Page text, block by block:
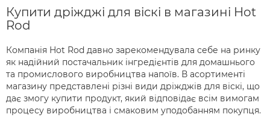
Купити дріжджі для віскі в магазині Hot
Rod
Компанія Hot Rod давно зарекомендувала себе на ринку
як надійний постачальник інгредієнтів для домашнього
та промислового виробництва напоїв. В асортименті
магазину представлені різні види дріжджів для віскі, що
дає змогу купити продукт, який відповідає всім вимогам
процесу виробництва і смаковим уподобанням покупця.